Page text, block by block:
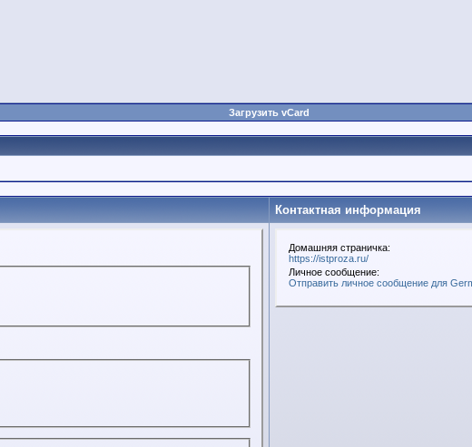
Загрузить vCard
Контактная информация
Домашняя страничка:
https://istproza.ru/
Личное сообщение:
Отправить личное сообщение для